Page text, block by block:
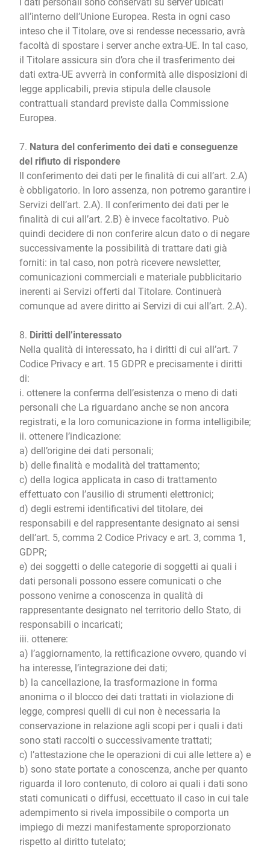
all’interno dell’Unione Europea. Resta in ogni caso
inteso che il Titolare, ove si rendesse necessario, avrà
facoltà di spostare i server anche extra-UE. In tal caso,
il Titolare assicura sin d’ora che il trasferimento dei
dati extra-UE avverrà in conformità alle disposizioni di
legge applicabili, previa stipula delle clausole
contrattuali standard previste dalla Commissione
Europea.
7. Natura del conferimento dei dati e conseguenze
del rifiuto di rispondere
Il conferimento dei dati per le finalità di cui all’art. 2.A)
è obbligatorio. In loro assenza, non potremo garantire i
Servizi dell’art. 2.A). Il conferimento dei dati per le
finalità di cui all’art. 2.B) è invece facoltativo. Può
quindi decidere di non conferire alcun dato o di negare
successivamente la possibilità di trattare dati già
forniti: in tal caso, non potrà ricevere newsletter,
comunicazioni commerciali e materiale pubblicitario
inerenti ai Servizi offerti dal Titolare. Continuerà
comunque ad avere diritto ai Servizi di cui all’art. 2.A).
8. Diritti dell’interessato
Nella qualità di interessato, ha i diritti di cui all’art. 7
Codice Privacy e art. 15 GDPR e precisamente i diritti
di:
i. ottenere la conferma dell’esistenza o meno di dati
personali che La riguardano anche se non ancora
registrati, e la loro comunicazione in forma intelligibile;
ii. ottenere l’indicazione:
a) dell’origine dei dati personali;
b) delle finalità e modalità del trattamento;
c) della logica applicata in caso di trattamento
effettuato con l’ausilio di strumenti elettronici;
d) degli estremi identificativi del titolare, dei
responsabili e del rappresentante designato ai sensi
dell’art. 5, comma 2 Codice Privacy e art. 3, comma 1,
GDPR;
e) dei soggetti o delle categorie di soggetti ai quali i
dati personali possono essere comunicati o che
possono venirne a conoscenza in qualità di
rappresentante designato nel territorio dello Stato, di
responsabili o incaricati;
iii. ottenere:
a) l’aggiornamento, la rettificazione ovvero, quando vi
ha interesse, l’integrazione dei dati;
b) la cancellazione, la trasformazione in forma
anonima o il blocco dei dati trattati in violazione di
legge, compresi quelli di cui non è necessaria la
conservazione in relazione agli scopi per i quali i dati
sono stati raccolti o successivamente trattati;
c) l’attestazione che le operazioni di cui alle lettere a) e
b) sono state portate a conoscenza, anche per quanto
riguarda il loro contenuto, di coloro ai quali i dati sono
stati comunicati o diffusi, eccettuato il caso in cui tale
adempimento si rivela impossibile o comporta un
impiego di mezzi manifestamente sproporzionato
rispetto al diritto tutelato;